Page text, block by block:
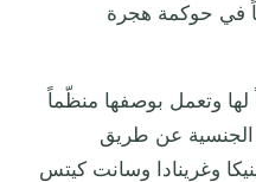
محورياً في حوكمة هجرة
لها وتعمل بوصفها منظّماً
عن طريق
وغرينادا وسانت كيتس